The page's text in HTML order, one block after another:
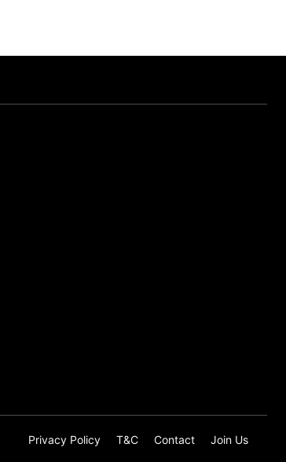
Privacy Policy T&C Contact Join Us